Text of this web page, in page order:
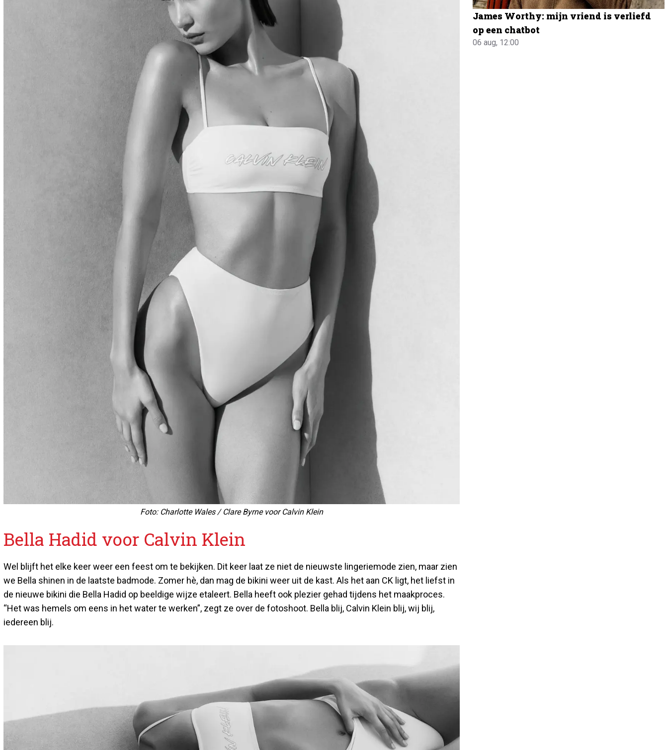
Foto: Charlotte Wales / Clare Byrne voor Calvin Klein
Bella Hadid voor Calvin Klein
Wel blijft het elke keer weer een feest om te bekijken. Dit keer laat ze niet de nieuwste lingeriemode zien, maar zien
we Bella shinen in de laatste badmode. Zomer hè, dan mag de bikini weer uit de kast. Als het aan CK ligt, het liefst in
de nieuwe bikini die Bella Hadid op beeldige wijze etaleert. Bella heeft ook plezier gehad tijdens het maakproces.
“Het was hemels om eens in het water te werken”, zegt ze over de fotoshoot. Bella blij, Calvin Klein blij, wij blij,
iedereen blij.
James Worthy: mijn vriend is verliefd
op een chatbot
06 aug, 12:00